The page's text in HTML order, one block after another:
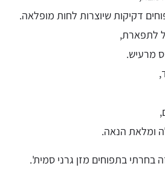
דקיקות שיוצרות לחות מופלאה.
לתפארת,
מרעיש.
ומלאת הנאה.
בחרתי בתפוחים מזן גרני סמית'.